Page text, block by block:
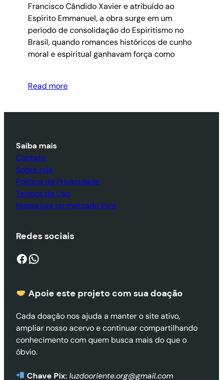
Francisco Cândido Xavier e atribuído ao
Espírito Emmanuel, a obra surge em um
período de consolidação do Espiritismo no
Brasil, quando romances históricos de cunho
moral e espiritual ganhavam força como
Read more
Saiba mais
Contato
Sobre nós
Política de Privacidade
Termos de Uso
Nossa loja no mercado livre
Redes sociais
Facebook WhatsApp
Apoie este projeto com sua doação
Cada doação nos ajuda a manter o site ativo,
ampliar nosso acervo e continuar compartilhando
conhecimento com quem busca mais do que o
óbvio.
Chave Pix: luzdooriente.org@gmail.com